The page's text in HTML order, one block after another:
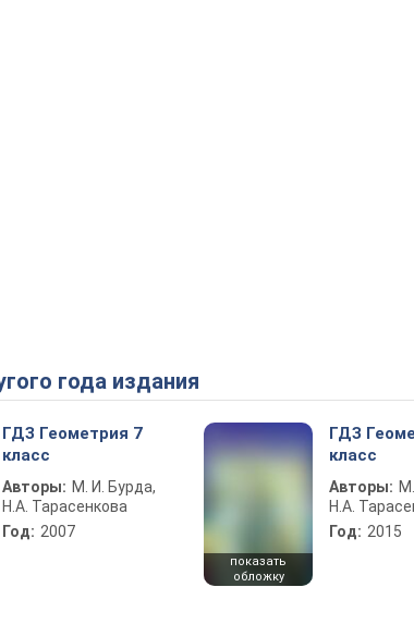
года издания
ГДЗ Геометрия 7
класс
Авторы: М. И. Бурда,
Н.А. Тарасенкова
Год: 2007
показать
обложку
ГДЗ
класс
Авторы:
Н.А.
Год: 2015